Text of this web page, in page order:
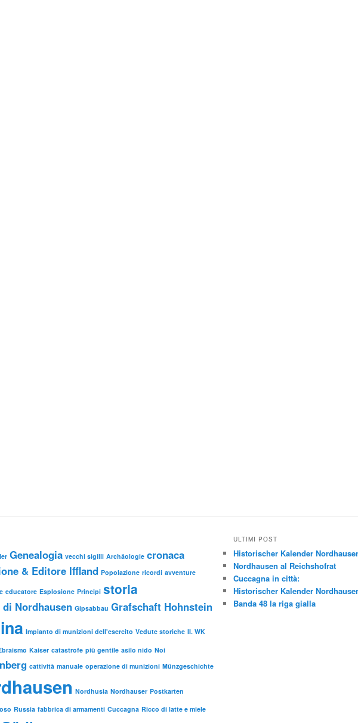
Genealogia vecchi sigilli Archäologie cronaca
& Editore Iffland Popolazione ricordi avventure
educatore Esplosione Principi storia
Nordhausen Gipsabbau Grafschaft Hohnstein
Impianto di munizioni dell'esercito Vedute storiche II. WK
Kaiser catastrofe più gentile asilo nido Noi
cattività manuale operazione di munizioni Münzgeschichte
Nordhusia Nordhauser Postkarten
Russia fabbrica di armamenti Cuccagna Ricco di latte e miele
ULTIMI POST
Historischer Kalender
Nordhausen al Reichshofrat
Cuccagna in città:
Historischer Kalender
Banda 48 la riga gialla